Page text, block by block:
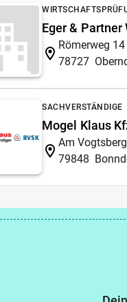
Eger &
Römerweg 14
78727
SACHVERSTÄNDIGE
Mogel Klaus
Am
79848